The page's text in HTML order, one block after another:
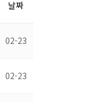
날짜
02-23
02-23